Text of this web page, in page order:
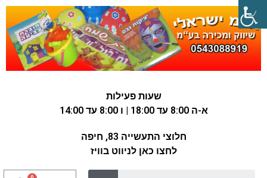
שעות פעילות
א-ה 8:00 עד 18:00 | ו 8:00 עד 14:00
חלוצי התעשייה 83, חיפה
לחצו כאן לניווט בוויז